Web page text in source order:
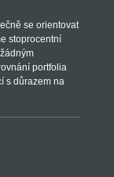
se orientovat
stoprocentní
portfolia
s důrazem na